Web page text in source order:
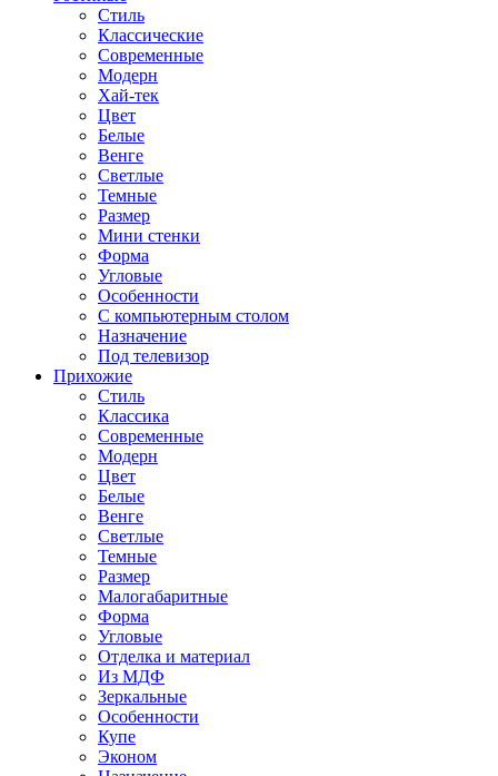
Стиль
Классические
Современные
Модерн
Хай-тек
Цвет
Белые
Венге
Светлые
Темные
Размер
Мини стенки
Форма
Угловые
Особенности
С компьютерным столом
Назначение
Под телевизор
Прихожие
Стиль
Классика
Современные
Модерн
Цвет
Белые
Венге
Светлые
Темные
Размер
Малогабаритные
Форма
Угловые
Отделка и материал
Из МДФ
Зеркальные
Особенности
Купе
Эконом